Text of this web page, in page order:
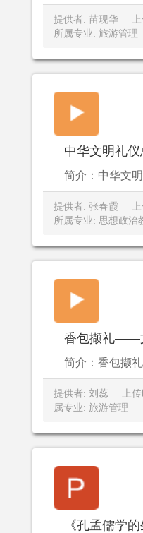
提供者: 苗现华
所属专业: 旅游管理
中华文明礼
简介：中华文
提供者: 张春霞
所属专业: 思想政治
香包撷礼——
简介：香包撷
提供者: 刘蕊 上
属专业: 旅游管理
《孔孟儒学